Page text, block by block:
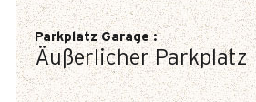
Parkplatz Garage:
Äußerlicher Parkplatz